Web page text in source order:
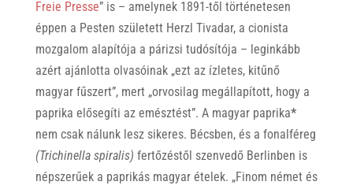
Freie Presse” is – amelynek 1891-től történetesen
éppen a Pesten született Herzl Tivadar, a cionista
mozgalom alapítója a párizsi tudósítója – leginkább
azért ajánlotta olvasóinak „ezt az ízletes, kitűnő
magyar fűszert”, mert „orvosilag megállapított, hogy a
paprika elősegíti az emésztést”. A magyar paprika*
nem csak nálunk lesz sikeres. Bécsben, és a fonalféreg
(Trichinella spiralis) fertőzéstől szenvedő Berlinben is
népszerűek a paprikás magyar ételek. „Finom német és